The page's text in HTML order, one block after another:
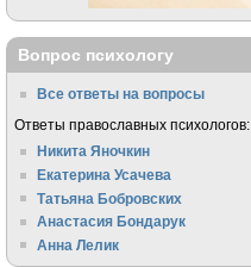
Вопрос психологу
Все ответы на вопросы
Ответы православных психологов:
Никита Яночкин
Екатерина Усачева
Татьяна Бобровских
Анастасия Бондарук
Анна Лелик